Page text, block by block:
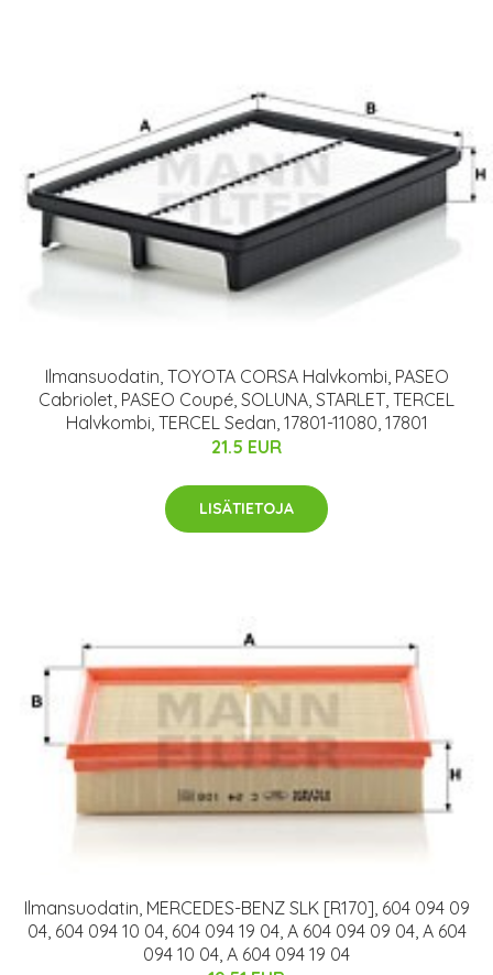
Ilmansuodatin, TOYOTA CORSA Halvkombi, PASEO
Cabriolet, PASEO Coupé, SOLUNA, STARLET, TERCEL
Halvkombi, TERCEL Sedan, 17801-11080, 17801
21.5 EUR
LISÄTIETOJA
Ilmansuodatin, MERCEDES-BENZ SLK [R170], 604 094 09
04, 604 094 10 04, 604 094 19 04, A 604 094 09 04, A 604
094 10 04, A 604 094 19 04